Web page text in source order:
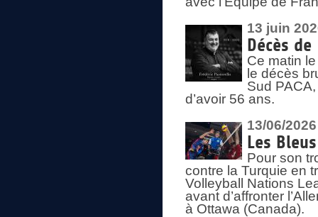
13 juin
Décès de
Ce matin
le décès
Sud
d’avoir 56 ans.
13/06/2026
Les
Pour son
contre la Turquie en
Volleyball Nations
avant d’affronter
à Ottawa (Canada).